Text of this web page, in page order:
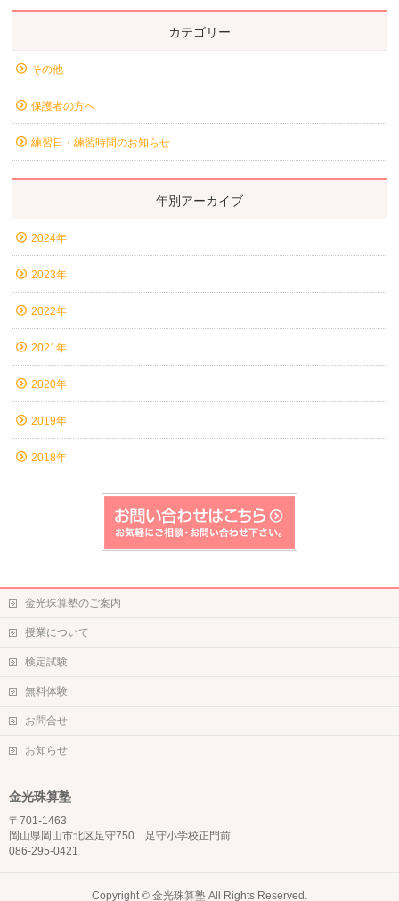
カテゴリー
その他
保護者の方へ
練習日・練習時間のお知らせ
年別アーカイブ
2024年
2023年
2022年
2021年
2020年
2019年
2018年
金光珠算塾のご案内
授業について
検定試験
無料体験
お問合せ
お知らせ
金光珠算塾
〒701-1463
岡山県岡山市北区足守750 足守小学校正門前
086-295-0421
Copyright © 金光珠算塾All Rights Reserved.